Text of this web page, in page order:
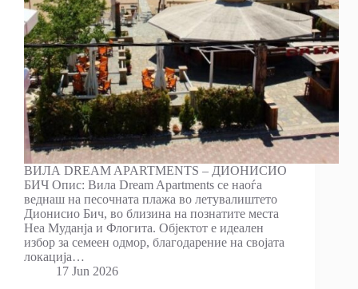
ВИЛА DREAM APARTMENTS – ДИОНИСИО
БИЧ Опис: Вила Dream Apartments се наоѓа
веднаш на песочната плажа во летувалиштето
Дионисио Бич, во близина на познатите места
Неа Муданја и Флогита. Објектот е идеален
избор за семеен одмор, благодарение на својата
локација…
17 Jun 2026